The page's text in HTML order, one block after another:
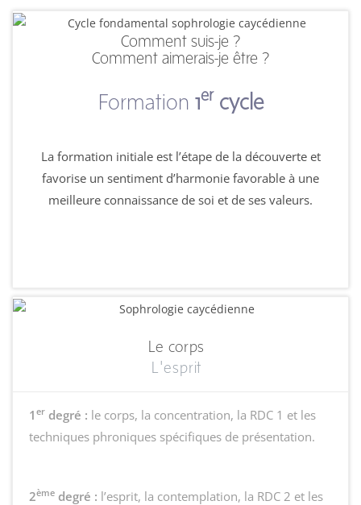
Comment suis-je ?
Comment aimerais-je être ?
Formation 1er cycle
La formation initiale est l’étape de la découverte et
favorise un sentiment d’harmonie favorable à une
meilleure connaissance de soi et de ses valeurs.
Le corps
L'esprit
1 er degré : le corps, la concentration, la RDC 1 et les
techniques phroniques spécifiques de présentation.
2ème degré : l’esprit, la contemplation, la RDC 2 et les